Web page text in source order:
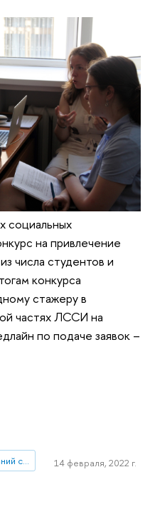
социальных
на привлечение
числа студентов и
конкурса
стажеру в
частях ЛССИ на
по подаче заявок –
Центр сравнительных исследований социального благополучия 14 февраля, 2022 г.